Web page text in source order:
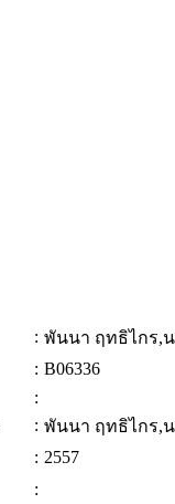
: พันนา ฤทธิไกร,
: B06336
:
: พันนา ฤทธิไกร,
: 2557
: